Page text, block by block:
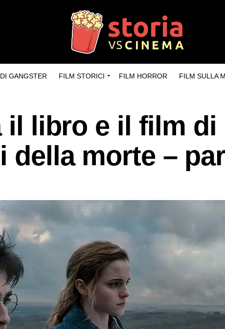
GANGSTER FILM STORICI FILM HORROR FILM SULLA
il libro e il film di
della morte –